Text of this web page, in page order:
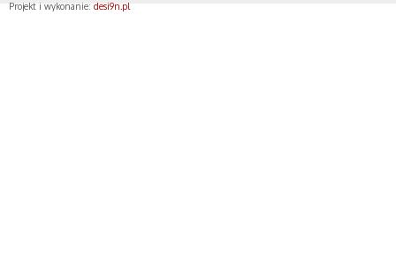
Projekt i wykonanie: desi9n.pl